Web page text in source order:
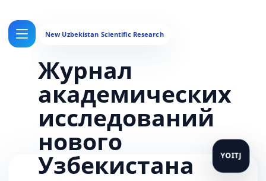
Журнал
академических
исследований
нового
Узбекистана